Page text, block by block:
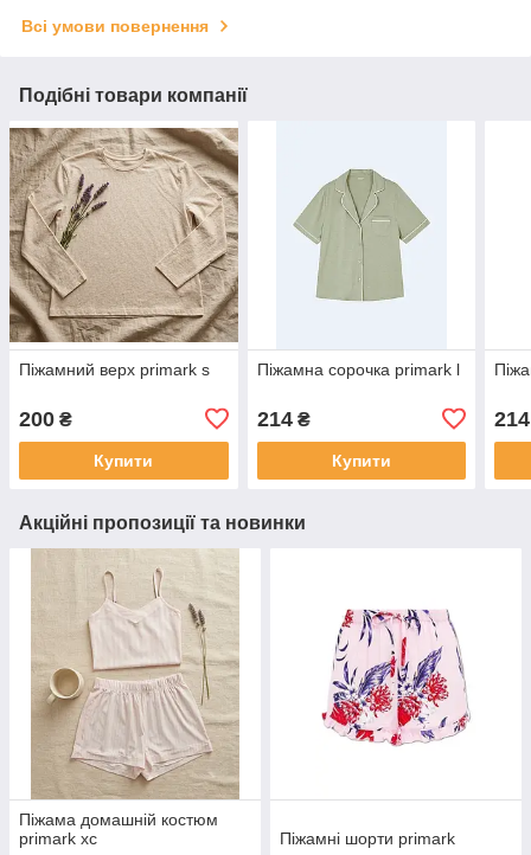
Всі умови повернення
Подібні товари компанії
Піжамний верх primark s
200 ₴
Купити
Піжамна сорочка primark l
214₴
Купити
214
Акційні пропозиції та новинки
Піжама домашній костюм
primark хс
Піжамні шорти primark